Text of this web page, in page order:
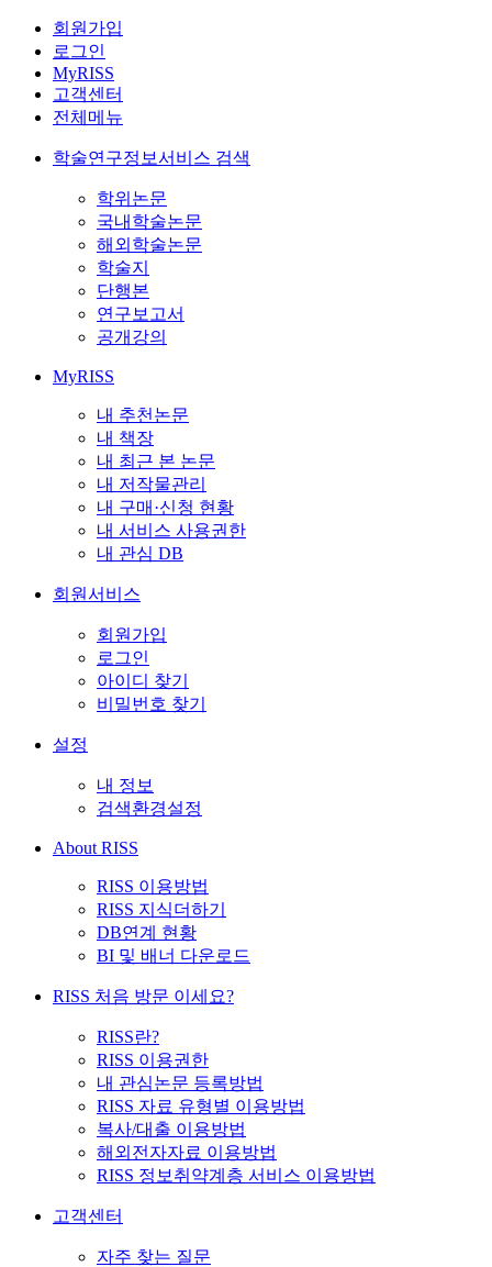
회원가입
로그인
MyRISS
고객센터
전체메뉴
학술연구정보서비스 검색
학위논문
국내학술논문
해외학술논문
학술지
단행본
연구보고서
공개강의
MyRISS
내 추천논문
내 책장
내 최근 본 논문
내 저작물관리
내 구매·신청 현황
내 서비스 사용권한
내 관심 DB
회원서비스
회원가입
로그인
아이디 찾기
비밀번호 찾기
설정
내 정보
검색환경설정
About RISS
RISS 이용방법
RISS 지식더하기
DB연계 현황
BI 및 배너 다운로드
RISS 처음 방문 이세요?
RISS란?
RISS 이용권한
내 관심논문 등록방법
RISS 자료 유형별 이용방법
복사/대출 이용방법
해외전자자료 이용방법
RISS 정보취약계층 서비스 이용방법
고객센터
자주 찾는 질문